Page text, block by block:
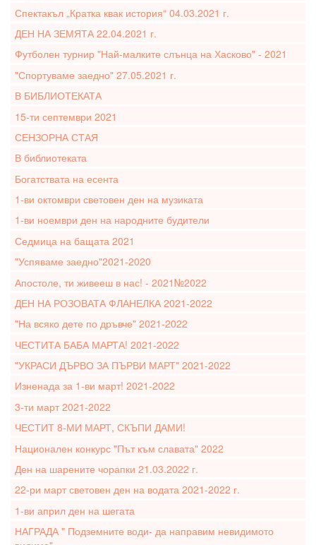
Спектакъл „Кратка квак история“ 04.03.2021 г.
ДЕН НА ЗЕМЯТА 22.04.2021 г.
Футболен турнир "Най-малките слънца на Хасково" - 2021
"Спортуваме заедно" 27.05.2021 г.
В БИБЛИОТЕКАТА
15-ти септември 2021
СЕНЗОРНА СТАЯ
В библиотеката
Богатствата на есента
1-ви октомври световен ден на музиката
1-ви ноември ден на народните будители
Седмица на бащата 2021
"Успяваме заедно"2021-2020
Апостоле, ти живееш в нас! - 2021№2022
ДЕН НА РОЗОВАТА ФЛАНЕЛКА 2021-2022
"На всяко дете по дръвче" 2021-2022
ЧЕСТИТА БАБА МАРТА! 2021-2022
"УКРАСИ ДЪРВО ЗА ПЪРВИ МАРТ" 2021-2022
Изненада за 1-ви март! 2021-2022
3-ти март 2021-2022
ЧЕСТИТ 8-МИ МАРТ, СКЪПИ ДАМИ!
Национален конкурс "Път към славата" 2022
Ден на шарените чорапки 21.03.2022 г.
22-ри март световен ден на водата 2021-2022 г.
1-ви април ден на шегата
НАГРАДА " Подземните води- да направим невидимото